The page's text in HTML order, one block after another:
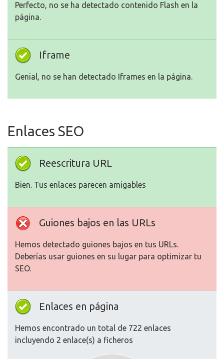
Perfecto, no se ha detectado contenido Flash en la
página.
Iframe
Genial, no se han detectado Iframes en la página.
Enlaces SEO
Reescritura URL
Bien. Tus enlaces parecen amigables
Guiones bajos en las URLs
Hemos detectado guiones bajos en tus URLs.
Deberías usar guiones en su lugar para optimizar tu
SEO.
Enlaces en página
Hemos encontrado un total de 722 enlaces
incluyendo 2 enlace(s) a ficheros